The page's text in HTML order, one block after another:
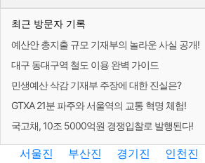
최근 방문자 기록
예산안 총지출 규모 기재부의 놀라운 사실 공개!
대구 동대구역 철도 이용 완벽 가이드
민생예산 삭감 기재부 주장에 대한 진실은?
GTXA 21분 파주와 서울역의 교통 혁명 체험!
국고채, 10조 5000억원 경쟁입찰로 발행된다!
서울진 부산진 경기진 인천진